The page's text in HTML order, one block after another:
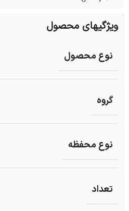
ویژگیهای محصول
نوع محصول
گروه
نوع محفظه
تعداد